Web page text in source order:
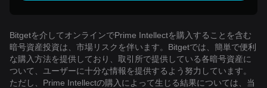
Bitgetを介してオンラインでPrime Intellectを購入することを含む
暗号資産投資は、市場リスクを伴います。Bitgetでは、簡単で便利
な購入方法を提供しており、取引所で提供している各暗号資産に
ついて、ユーザーに十分な情報を提供するよう努力しています。
ただし、Prime Intellectの購入によって生じる結果については、当